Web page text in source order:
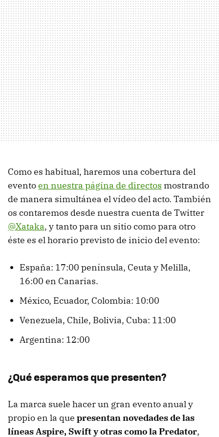
Como es habitual, haremos una cobertura del
eventoen nuestra página de directos mostrando
de manera simultánea el vídeo del acto. También
os contaremos desde nuestra cuenta de Twitter
@Xataka, y tanto para un sitio como para otro
éste es el horario previsto de inicio del evento:
España: 17:00 península, Ceuta y Melilla,
16:00 en Canarias.
México, Ecuador, Colombia: 10:00
Venezuela, Chile, Bolivia, Cuba: 11:00
Argentina: 12:00
¿Qué esperamos que presenten?
La marca suele hacer un gran evento anual y
propio en la que presentan novedades de las
líneas Aspire, Swift y otras como la Predator,